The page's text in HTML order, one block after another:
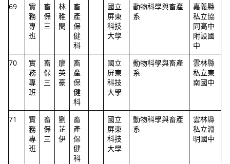
69
實
務
專
班
畜
保
三
林
稚
閔
畜
產
保
健
科
國立
屏東
科技
大學
動物科學與畜產
系
嘉義縣
私立協
同高中
附設國
中
70
實
務
專
班
畜
保
三
廖
英
豪
畜
產
保
健
科
國立
屏東
科技
大學
動物科學與畜產
系
雲林縣
私立東
南國中
71
實
務
專
班
畜
保
三
劉
芷
伊
畜
產
保
健
科
國立
屏東
科技
大學
動物科學與畜產
系
雲林縣
私立淵
明國中